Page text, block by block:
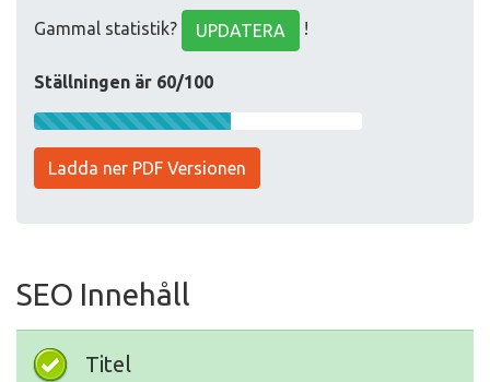
Gammal statistik? UPDATERA !
Ställningen är 60/100
Ladda ner PDF Versionen
SEO Innehåll
Titel